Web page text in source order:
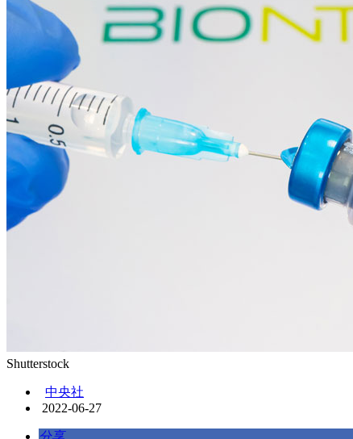
Shutterstock
中央社
2022-06-27
分享